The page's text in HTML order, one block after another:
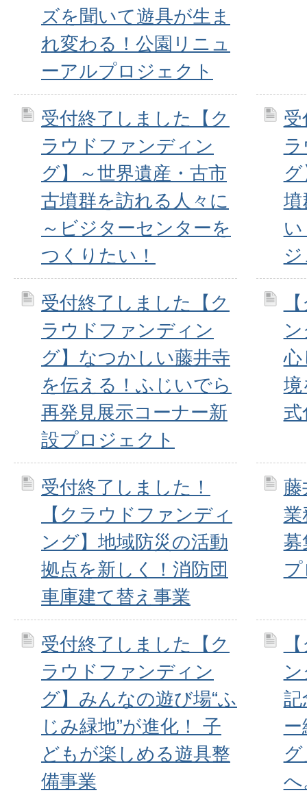
ズを聞いて遊具が生ま
れ変わる！公園リニュ
ーアルプロジェクト
受付終了しました【ク
ラウドファンディン
グ】～世界遺産・古市
古墳群を訪れる人々に
～ビジターセンターを
つくりたい！
墳
受付終了しました【ク
ラウドファンディン
グ】なつかしい藤井寺
を伝える！ふじいでら
再発見展示コーナー新
設プロジェクト
心
境
受付終了しました！
【クラウドファンディ
ング】地域防災の活動
拠点を新しく！消防団
車庫建て替え事業
藤
業
募
受付終了しました【ク
ラウドファンディン
グ】みんなの遊び場“ふ
じみ緑地”が進化！ 子
どもが楽しめる遊具整
備事業
記
へ